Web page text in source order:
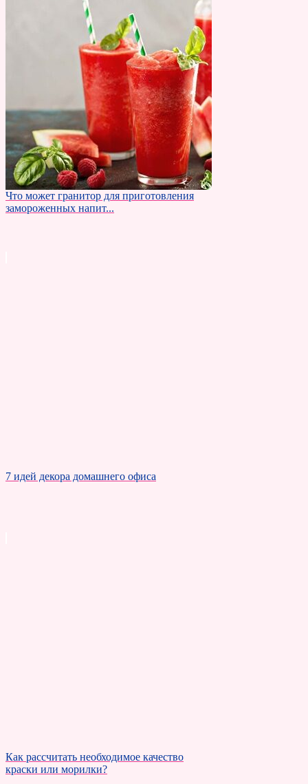
Что может гранитор для приготовления
замороженных напит...
7 идей декора домашнего офиса
Как рассчитать необходимое качество
краски или морилки?